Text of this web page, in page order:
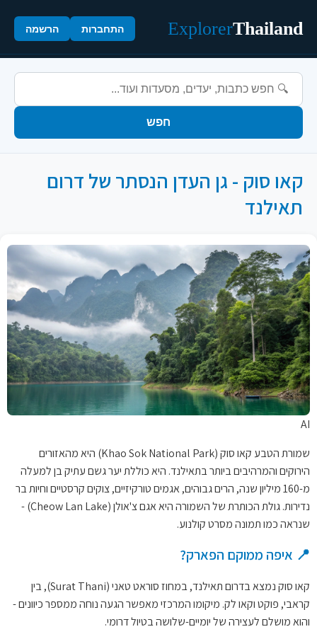
Thailand
Explorer התחברות הרשמה
משפחתיות
בנגקוק
קוסמוי
פוקט
התחברות
הרשמה
חפש
קאו סוק - גן העדן הנסתר של דרום
תאילנד
AI
שמורת הטבע קאו סוק (Khao Sok National Park) היא מהאזורים
הירוקים והמרהיבים ביותר בתאילנד. היא כוללת יער גשם עתיק בן למעלה
מ-160 מיליון שנה, הרים גבוהים, אגמים טורקיזיים, צוקים קרסטיים וחיות בר
נדירות. גולת הכותרת של השמורה היא אגם צ'אולן (Cheow Lan Lake) -
שנראה כמו תמונה מסרט קולנוע.
📍 איפה ממוקם הפארק?
קאו סוק נמצא בדרום תאילנד, במחוז סוראט טאני (Surat Thani), בין
קראבי, פוקט וקאו לק. מיקומו המרכזי מאפשר הגעה נוחה ממספר כיוונים -
והוא מושלם לעצירה של יומיים-שלושה בטיול דרומי.